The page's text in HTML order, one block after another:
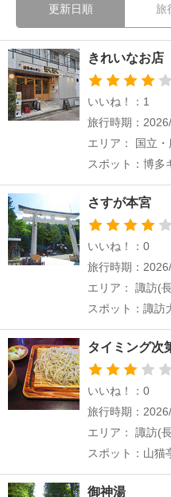
更新日順 旅
きれいなお店
いいね！：1
旅行時期：
エリア： 国立
スポット：博多
さすが本宮
いいね！：0
旅行時期：
エリア： 諏訪(
スポット：諏訪
タイミング次
いいね！：0
旅行時期：
エリア： 諏訪(
スポット：山猫
御神湯